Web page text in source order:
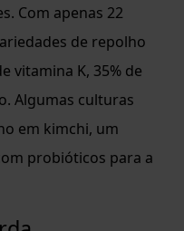
Com apenas 22
de repolho
vitamina K, 35% de
Algumas culturas
em kimchi, um
probióticos para a